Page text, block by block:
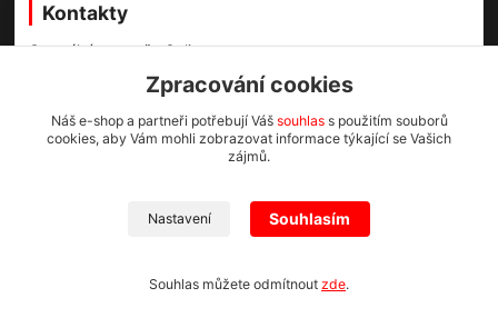
Kontakty
Centrální vysavače Online
Martin Voda
+420 608 811 980
(Po-Pá, 8-16.30 hod.)
Centrální vysavače Online 2023
Zpracování cookies
Náš e-shop a partneři potřebují Váš souhlass použitím souborů
cookies, aby Vám mohli zobrazovat informace týkající se Vašich
zájmů.
Nastavení Souhlasím
Souhlas můžete odmítnout zde.